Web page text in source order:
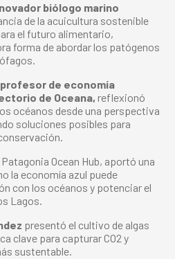
biólogo marino
de la acuicultura sostenible
el futuro alimentario,
forma de abordar los patógenos
profesor de economía
de Oceana, reflexionó
océanos desde una perspectiva
soluciones posibles para
Patagonia Ocean Hub, aportó una
la economía azul puede
con los océanos y potenciar el
Lagos.
presentó el cultivo de algas
clave para capturar CO2 y
sustentable.